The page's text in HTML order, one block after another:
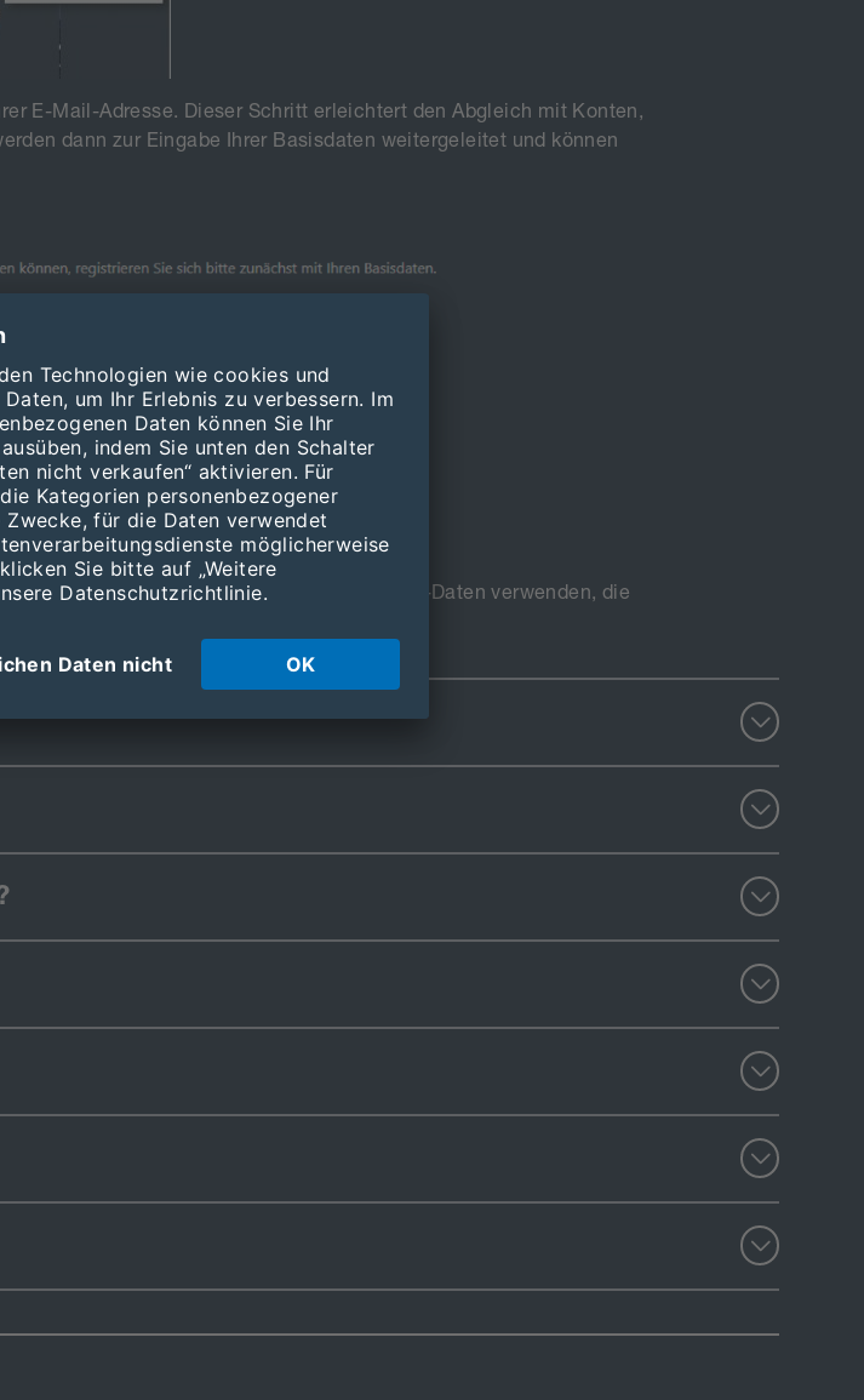
E-Mail-Adresse. Dieser Schritt erleichtert den Abgleich mit Konten,
dann zur Eingabe Ihrer Basisdaten weitergeleitet und können
Sie dabei bitte, dass Sie dann Login-Daten verwenden, die